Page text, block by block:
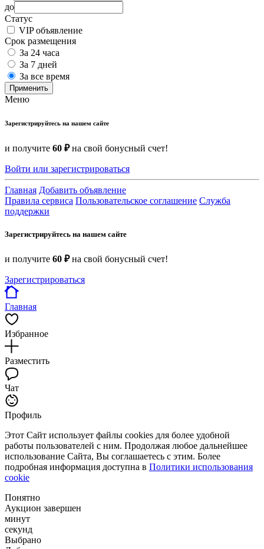
до
Статус
VIP объявление
Срок размещения
За 24 часа
За 7 дней
За все время
Применить
Меню
Зарегистрируйтесь на нашем сайте
и получите 60 ₽на свой бонусный счет!
Войти или зарегистрироваться
Главная Добавить объявление
Правила сервиса Пользовательское соглашение Служба
поддержки
Зарегистрируйтесь на нашем сайте
и получите 60 ₽на свой бонусный счет!
Зарегистрироваться
Главная
Избранное
Разместить
Чат
Профиль
Этот Сайт использует файлы cookies для более удобной
работы пользователей с ним. Продолжая любое дальнейшее
использование Сайта, Вы соглашаетесь с этим. Более
подробная информация доступна в Политики использования
cookie
Понятно
Аукцион завершен
минут
секунд
Выбрано